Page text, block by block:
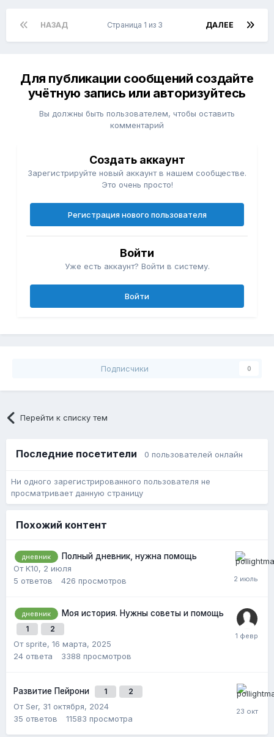
НАЗАД ДАЛЕЕ
Страница 1 из 3
Для публикации сообщений создайте
учётную запись или авторизуйтесь
Вы должны быть пользователем, чтобы оставить
комментарий
Создать аккаунт
Зарегистрируйте новый аккаунт в нашем сообществе.
Это очень просто!
Регистрация нового пользователя
Войти
Уже есть аккаунт? Войти в систему.
Войти
Подписчики 0
Перейти к списку тем
Последние посетители 0 пользователей онлайн
Ни одного зарегистрированного пользователя не
просматривает данную страницу
Похожий контент
дневник
Полный дневник, нужна помощь
От K10, 2 июля
5 ответов 426 просмотров
дневник Моя история. Нужны советы и помощь
1 2
От sprite, 16 марта, 2025
24 ответа 3388 просмотров
Развитие Пейрони 1 2
От Ser, 31 октября, 2024
35 ответов 11583 просмотра